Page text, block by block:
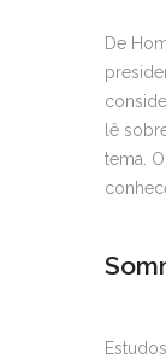
De
lê
tema.